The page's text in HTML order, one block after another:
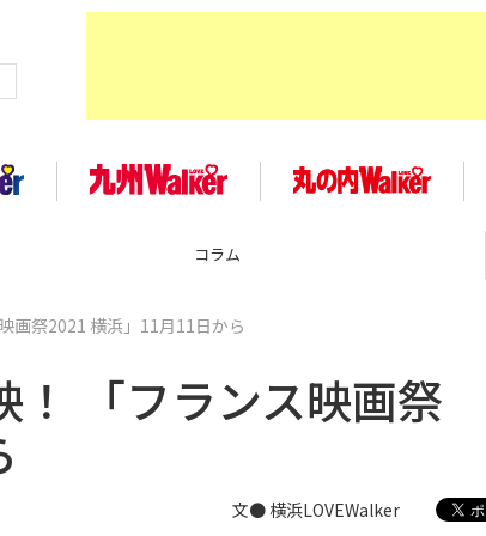
コラム
画祭2021 横浜」11月11日から
！ 「フランス映画祭
文● 横浜LOVEWalker